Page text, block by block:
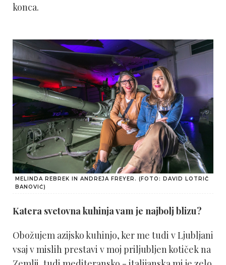
konca.
MELINDA REBREK IN ANDREJA FREYER. (FOTO: DAVID LOTRIČ
BANOVIĆ)
Katera svetovna kuhinja vam je najbolj blizu?
Obožujem azijsko kuhinjo, ker me tudi v Ljubljani
vsaj v mislih prestavi v moj priljubljen kotiček na